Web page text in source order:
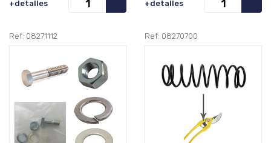
+detalles +detalles
Ref: 08271112 Ref: 08270700